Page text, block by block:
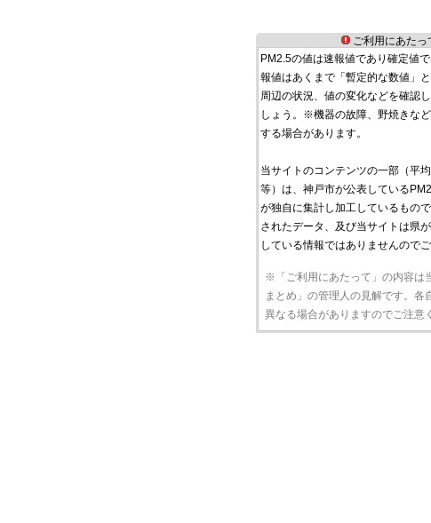
ご利用にあたっ
PM2.5の値は速報値であり確定値
報値はあくまで「暫定的な数値」と
周辺の状況、値の変化などを確認
しょう。※機器の故障、野焼きな
する場合があります。
当サイトのコンテンツの一部（平
等）は、神戸市が公表している
が独自に集計し加工しているもの
されたデータ、及び当サイトは県
している情報ではありませんのでご
※「ご利用にあたって」の内容は
まとめ」の管理人の見解です。各
異なる場合がありますのでご注意